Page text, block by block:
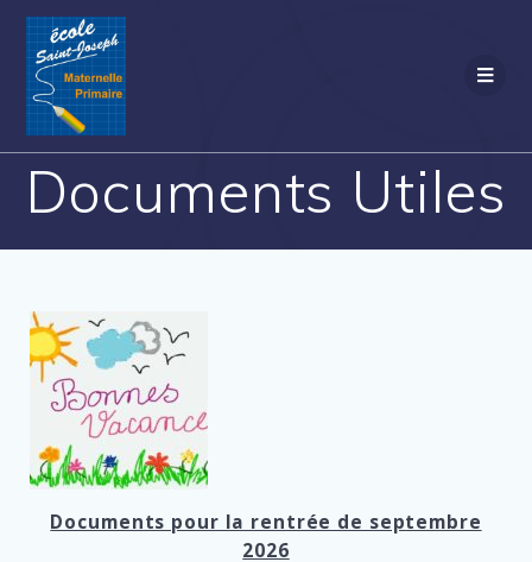
Documents Utiles
Documents pour la rentrée de septembre
2026